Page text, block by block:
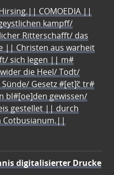
COMOEDIA ||
kampff/
Ritterschafft/ das
|| Christen aus warheit
sich legen || m#
die Heel/ Todt/
Gesetz #[et]c̃ tr#
bl#[oe]den gewissen/
gestellet || durch
Cotbusianum.||
digitalisierter Drucke